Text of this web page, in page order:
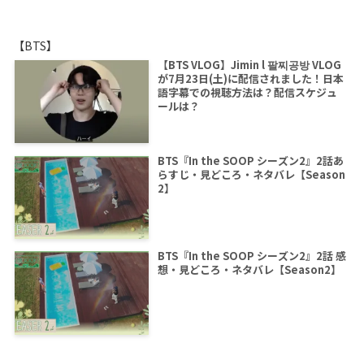
【BTS】
【BTS VLOG】Jimin l 팔찌공방 VLOG
が7月23日(土)に配信されました！日本
語字幕での視聴方法は？配信スケジュ
ールは？
BTS『In the SOOP シーズン2』2話あ
らすじ・見どころ・ネタバレ【Season
2】
BTS『In the SOOP シーズン2』2話 感
想・見どころ・ネタバレ【Season2】